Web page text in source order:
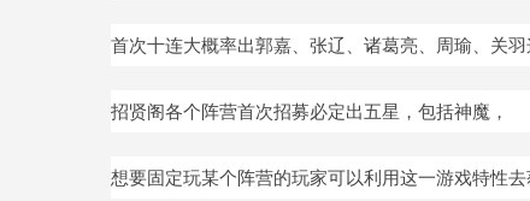
首次十连大概率出郭嘉、张辽、诸葛亮、周瑜、关
招贤阁各个阵营首次招募必定出五星，包括神魔，
想要固定玩某个阵营的玩家可以利用这一游戏特性